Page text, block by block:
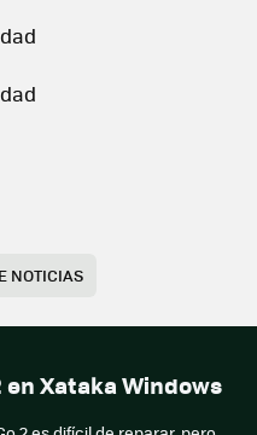
NOTICIAS
Xataka Windows